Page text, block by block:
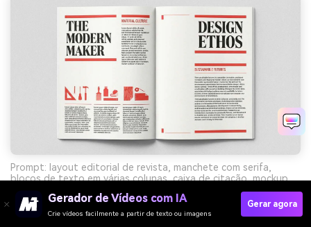
Prompt: layout editorial de revista, manchete com serifa,
blocos de texto em várias colunas, caixa de citação, mockup
Gerador de Vídeos com IA
Crie vídeos facilmente a partir de texto ou imagens
Gerar agora